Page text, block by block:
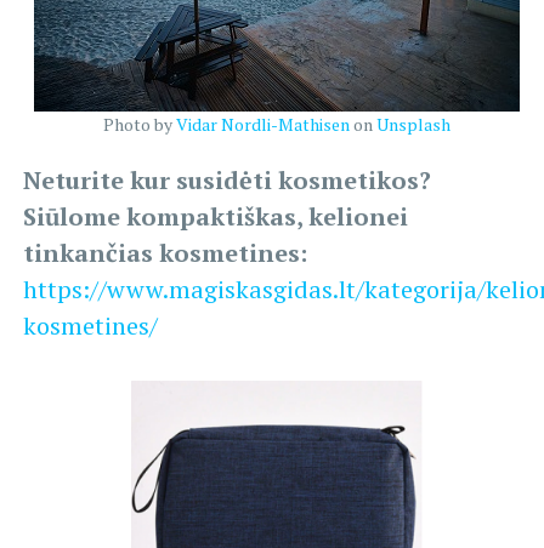
Photo byVidar Nordli-Mathisen onUnsplash
Neturite kur susidėti kosmetikos?
Siūlome kompaktiškas, kelionei
tinkančias kosmetines:
https://www.magiskasgidas.lt/kategorija/
kosmetines/